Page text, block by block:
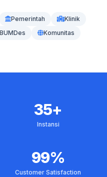
Pemerintah
Klinik
Komunitas
35+
Instansi
99%
Customer Satisfaction